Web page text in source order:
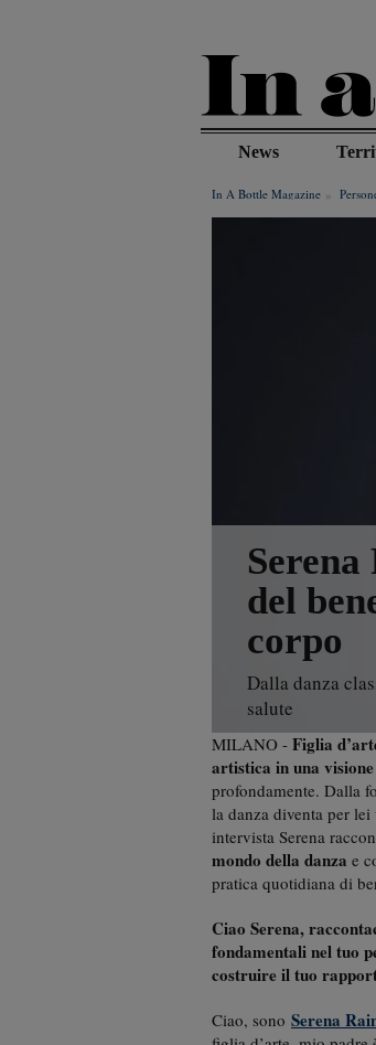
News
In A Bottle Magazine
del
corpo
Dalla danza
salute
MILANO - Figlia
artistica in una
profondamente. Dalla
la danza diventa per
intervista Serena
mondo della danza e
pratica quotidiana di
Ciao Serena,
fondamentali nel tuo
costruire il tuo
Ciao, sono Serena